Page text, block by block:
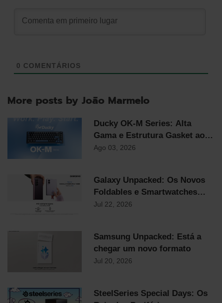
0 COMENTÁRIOS
More posts by João Marmelo
Ducky OK-M Series: Alta
Gama e Estrutura Gasket ao
Preço Mais Competitivo do
Ago 03, 2026
Galaxy Unpacked: Os Novos
Foldables e Smartwatches
Samsung já chegaram!
Jul 22, 2026
Samsung Unpacked: Está a
chegar um novo formato
Jul 20, 2026
SteelSeries Special Days: Os